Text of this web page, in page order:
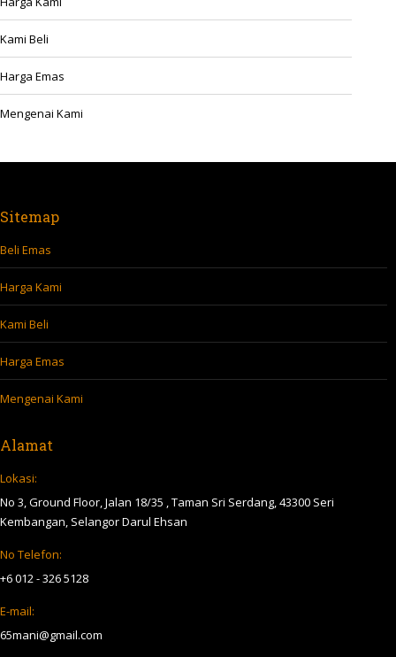
Kami Beli
Harga Emas
Mengenai Kami
Sitemap
Beli Emas
Harga Kami
Kami Beli
Harga Emas
Mengenai Kami
Alamat
Lokasi:
No 3, Ground Floor, Jalan 18/35 , Taman Sri Serdang, 43300 Seri
Kembangan, Selangor Darul Ehsan
No Telefon:
+6 012 - 326 5128
E-mail:
65mani@gmail.com